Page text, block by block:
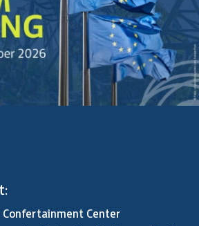
Confertainment Center